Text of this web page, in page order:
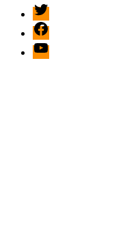
twitter
facebook
Youtube